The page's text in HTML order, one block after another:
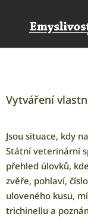
Vytváření
Jsou situace, kdy
Státní veterinární
přehled úlovků,
zvěře, pohlaví,
uloveného kusu,
trichinellu a